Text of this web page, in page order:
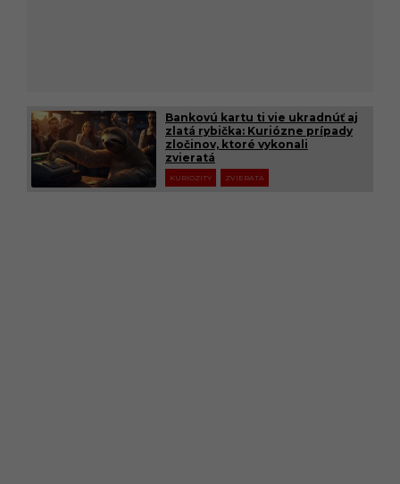
Bankovú kartu ti vie ukradnúť aj
zlatá rybička: Kuriózne prípady
zločinov, ktoré vykonali
zvieratá
KURIOZITY ZVIERATÁ